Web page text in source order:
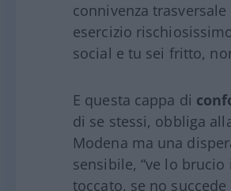
connivenza
esercizio
social e tu sei fritto,
E questa cappa di
di se stessi, obbliga
Modena ma una
sensibile, “ve lo
toccato, se no